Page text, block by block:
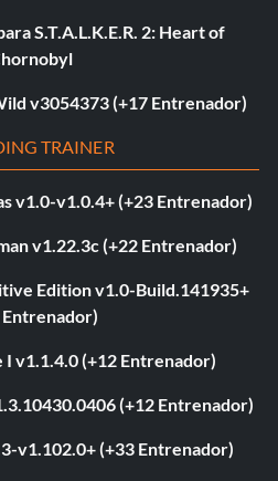
S.T.A.L.K.E.R. 2: Heart of
v3054373 (+17 Entrenador)
TRAINER
v1.0-v1.0.4+ (+23 Entrenador)
v1.22.3c (+22 Entrenador)
Edition v1.0-Build.141935+
Entrenador)
I v1.1.4.0 (+12 Entrenador)
(+12 Entrenador)
v1.102.0+ (+33 Entrenador)